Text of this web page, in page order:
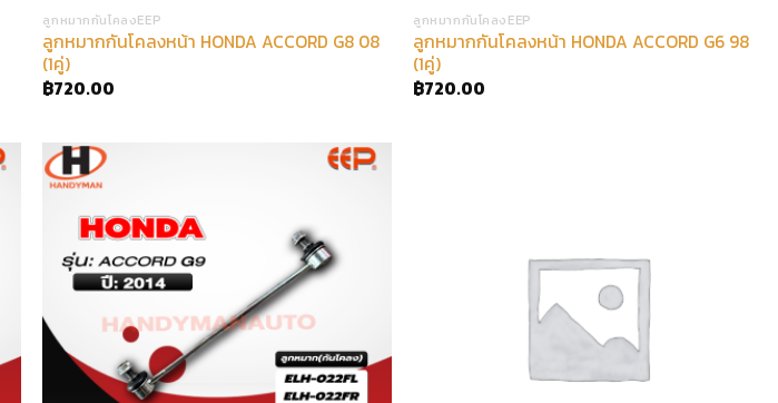
ลูกหมากกันโคลงEEP
ลูกหมากกันโคลงหน้า HONDA ACCORD G8 08
(1คู่)
฿720.00
ลูกหมากกันโคลงEEP
ลูกหมากกันโคลงหน้า HONDA ACCORD G6 98
(1คู่)
฿720.00